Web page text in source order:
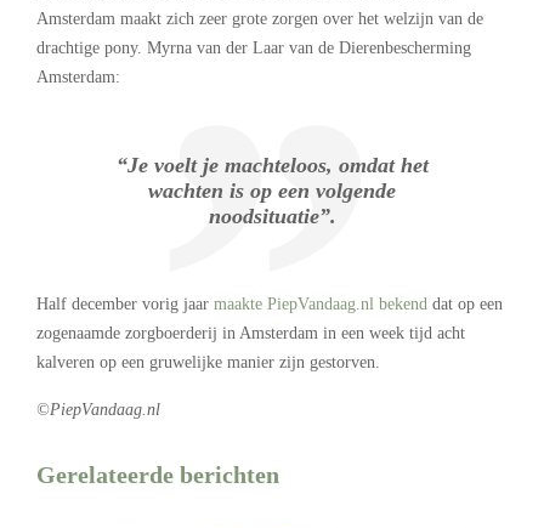
Amsterdam maakt zich zeer grote zorgen over het welzijn van de
drachtige pony. Myrna van der Laar van de Dierenbescherming
Amsterdam:
“Je voelt je machteloos, omdat het
wachten is op een volgende
noodsituatie”.
Half december vorig jaar maakte PiepVandaag.nl bekend dat op een
zogenaamde zorgboerderij in Amsterdam in een week tijd acht
kalveren op een gruwelijke manier zijn gestorven.
©PiepVandaag.nl
Gerelateerde berichten